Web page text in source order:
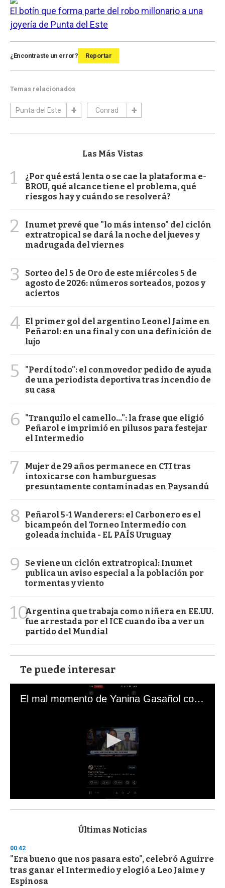
El botín que forma parte del robo millonario a una
joyería de Punta del Este
¿Encontraste un error? Reportar
Temas relacionados
Punta del Este Conrad
Las Más Vistas
1
¿Por qué está lenta o se cae la plataforma e-
BROU, qué alcance tiene el problema, qué
riesgos hay y cuándo se resolverá?
2
Inumet prevé que "lo más intenso" del ciclón
extratropical se dará la noche del jueves y
madrugada del viernes
3
Sorteo del 5 de Oro de este miércoles 5 de
agosto de 2026: números sorteados, pozos y
aciertos
4 El primer gol del argentino Leonel Jaime en
Peñarol: en una final y con una definición de
lujo
5
"Perdí todo": el conmovedor pedido de ayuda
de una periodista deportiva tras incendio de
su casa
6
"Tranquilo el camello...": la frase que eligió
Peñarol e imprimió en pilusos para festejar
el Intermedio
7
Mujer de 29 años permanece en CTI tras
intoxicarse con hamburguesas
presuntamente contaminadas en Paysandú
8
Peñarol 5-1 Wanderers: el Carbonero es el
bicampeón del Torneo Intermedio con
goleada incluida - EL PAÍS Uruguay
9
Se viene un ciclón extratropical: Inumet
publica un aviso especial a la población por
tormentas y viento
10Argentina que trabaja como niñera en EE.UU.
fue arrestada por el ICE cuando iba a ver un
partido del Mundial
Te puede interesar
El mal momento de Yanina Gasañol con un hincha argentino en "Subrayado"
s
d
s
o
f
3
Últimas Noticias
00:42
"Era bueno que nos pasara esto", celebró Aguirre
tras ganar el Intermedio y elogió a Leo Jaime y
Espinosa